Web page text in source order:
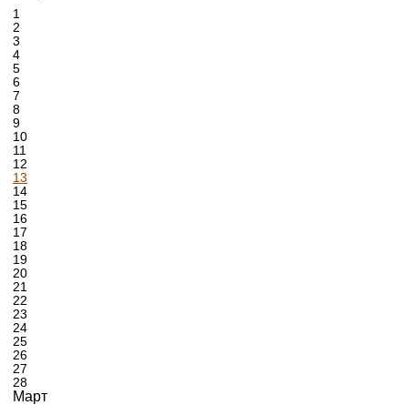
1
2
3
4
5
6
7
8
9
10
11
12
13
14
15
16
17
18
19
20
21
22
23
24
25
26
27
28
Март